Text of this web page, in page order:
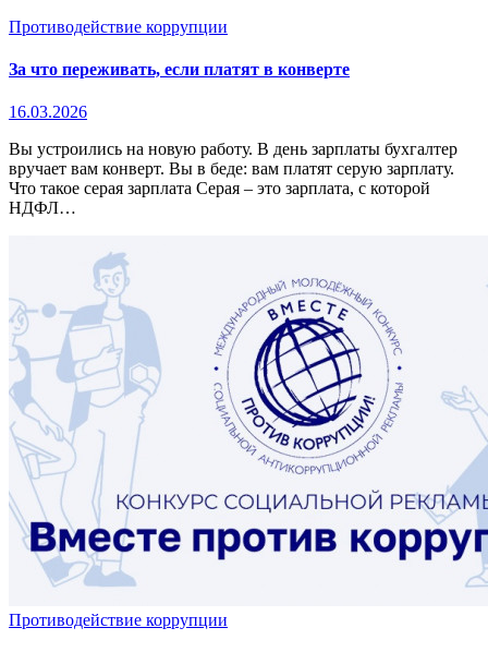
Противодействие коррупции
За что переживать, если платят в конверте
16.03.2026
Вы устроились на новую работу. В день зарплаты бухгалтер
вручает вам конверт. Вы в беде: вам платят серую зарплату.
Что такое серая зарплата Серая – это зарплата, с которой
НДФЛ…
Противодействие коррупции